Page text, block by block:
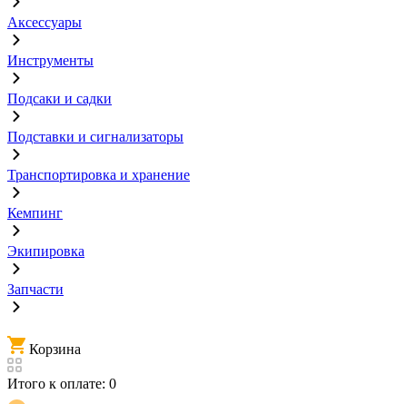
Аксессуары
Инструменты
Подсаки и садки
Подставки и сигнализаторы
Транспортировка и хранение
Кемпинг
Экипировка
Запчасти
Корзина
Итого к оплате: 0